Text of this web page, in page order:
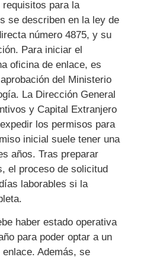
para la
se describen en la ley de
número 4875, y su
Para iniciar el
oficina de enlace, es
del Ministerio
La Dirección General
y Capital Extranjero
los permisos para
inicial suele tener una
años. Tras preparar
el proceso de solicitud
laborables si la
haber estado operativa
para poder optar a un
Además, se